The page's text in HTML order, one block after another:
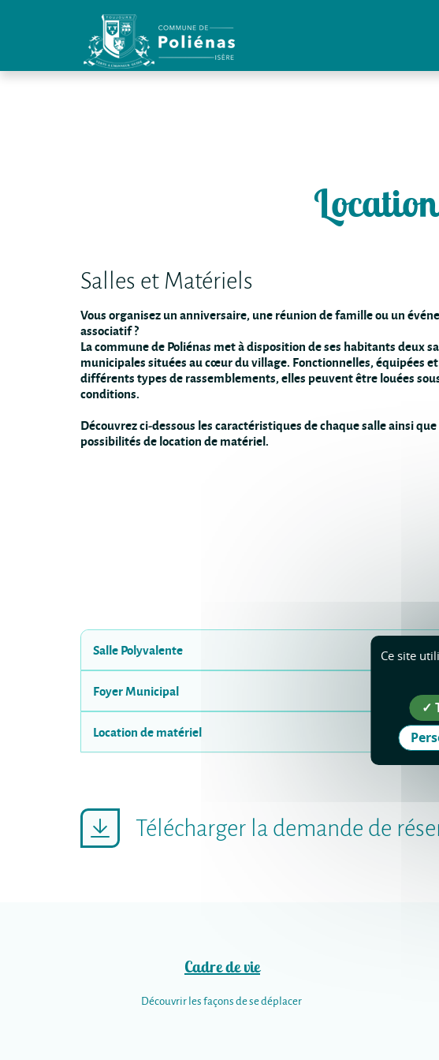
Salles et Matériels
Vous organisez un anniversaire, une réunion de famille ou un
associatif ?
La commune de Poliénas met à disposition de ses habitants deux
municipales situées au cœur du village. Fonctionnelles, équipées
différents types de rassemblements, elles peuvent être louées
conditions.
Découvrez ci-dessous les caractéristiques de chaque salle ainsi que
possibilités de location de matériel.
Salle Polyvalente
Foyer Municipal
Location de matériel
Télécharger la demande de
Cadre de vie
Découvrir les façons de se déplacer
Ce site